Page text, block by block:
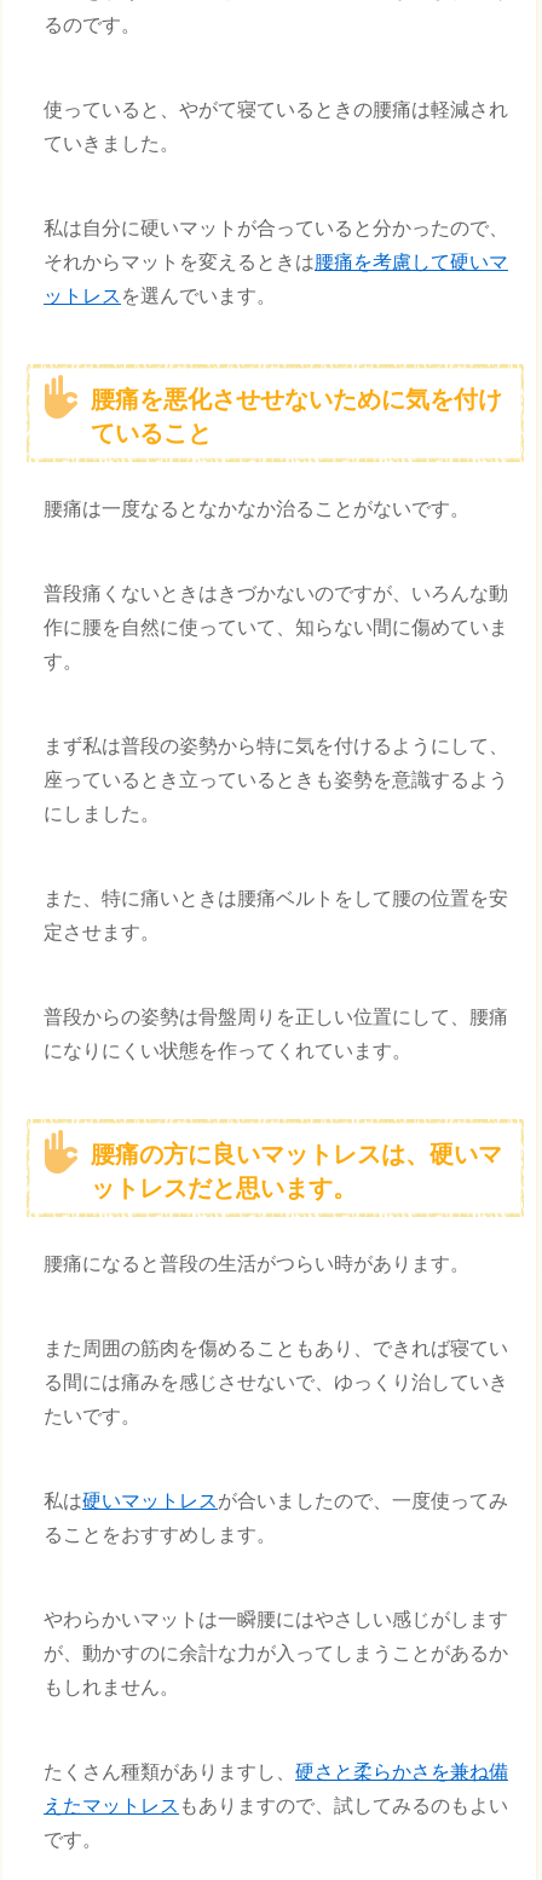
るのです。
使っていると、やがて寝ているときの腰痛は軽減され
ていきました。
私は自分に硬いマットが合っていると分かったので、
それからマットを変えるときは腰痛を考慮して硬いマ
ットレス を選んでいます。
腰痛を悪化させせないために気を付け
ていること
腰痛は一度なるとなかなか治ることがないです。
普段痛くないときはきづかないのですが、いろんな動
作に腰を自然に使っていて、知らない間に傷めていま
す。
まず私は普段の姿勢から特に気を付けるようにして、
座っているとき立っているときも姿勢を意識するよう
にしました。
また、特に痛いときは腰痛ベルトをして腰の位置を安
定させます。
普段からの姿勢は骨盤周りを正しい位置にして、腰痛
になりにくい状態を作ってくれています。
腰痛の方に良いマットレスは、硬いマ
ットレスだと思います。
腰痛になると普段の生活がつらい時があります。
また周囲の筋肉を傷めることもあり、できれば寝てい
る間には痛みを感じさせないで、ゆっくり治していき
たいです。
私は硬いマットレスが合いましたので、一度使ってみ
ることをおすすめします。
やわらかいマットは一瞬腰にはやさしい感じがします
が、動かすのに余計な力が入ってしまうことがあるか
もしれません。
たくさん種類がありますし、 硬さと柔らかさを兼ね備
えたマットレス もありますので、試してみるのもよい
です。